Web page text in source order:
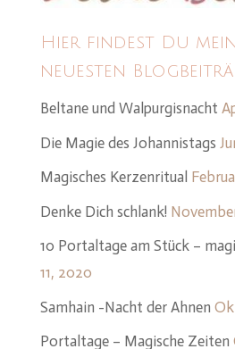
Hier findest Du
neuesten
Beltane und Walpurgisnacht
Die Magie des Johannistags
Magisches Kerzenritual
Denke Dich schlank!
10 Portaltage am Stück –
11, 2020
Samhain -Nacht der Ahnen
Portaltage – Magische Zeiten